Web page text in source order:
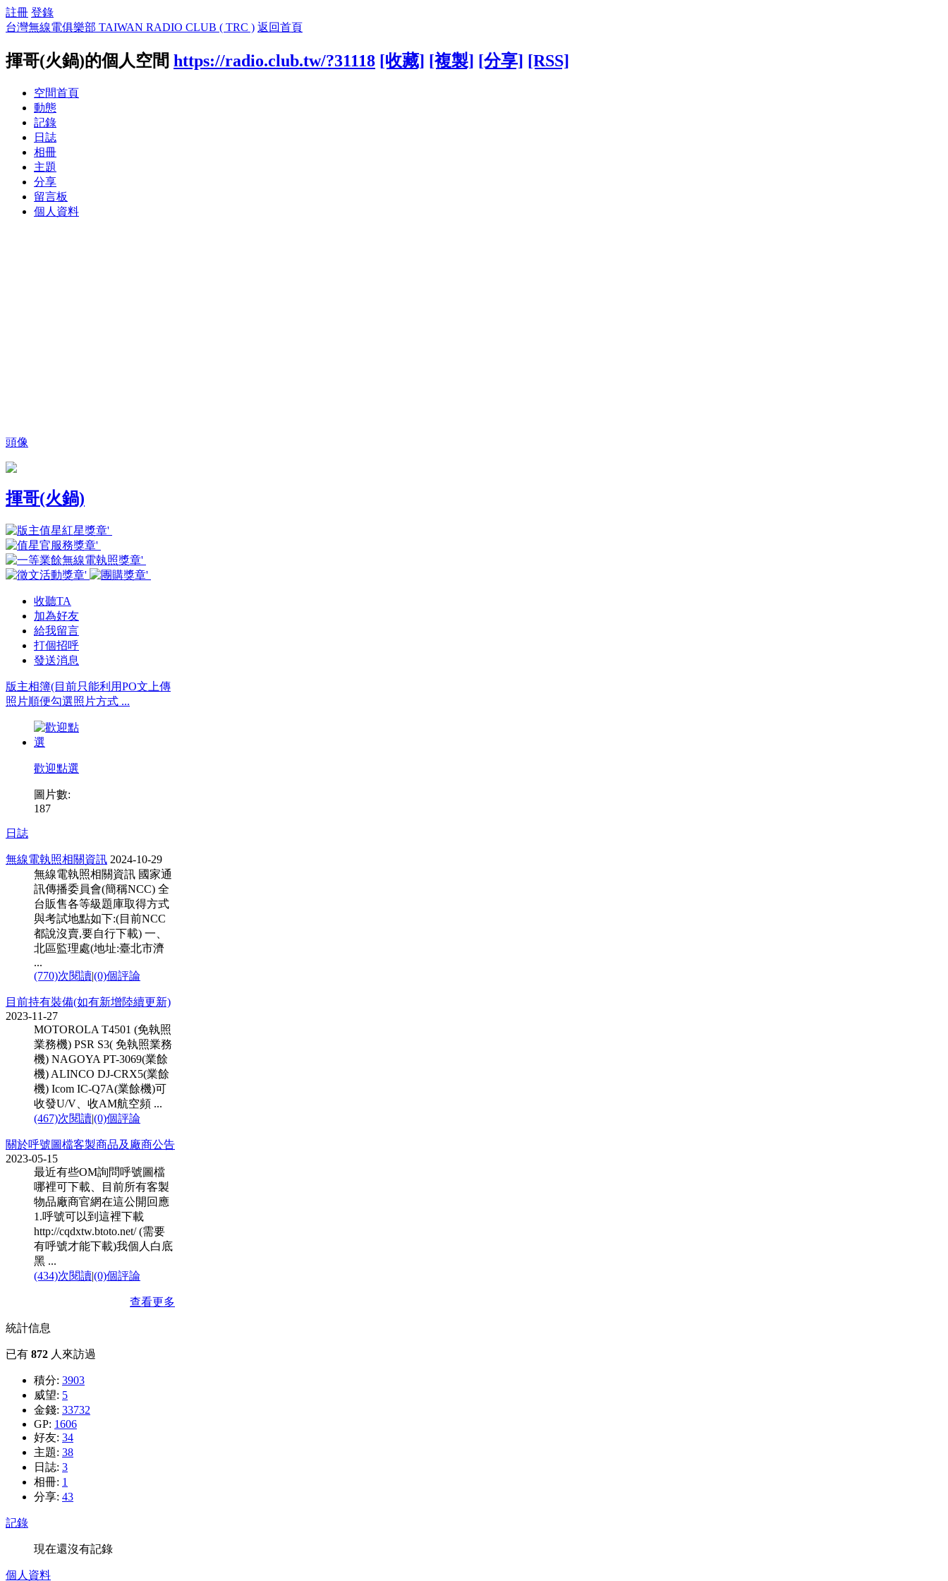
註冊 登錄
台灣無線電俱樂部 TAIWAN RADIO CLUB ( TRC ) 返回首頁
揮哥(火鍋)的個人空間 https://radio.club.tw/?31118 [收藏] [複製] [分享] [RSS]
空間首頁
動態
記錄
日誌
相冊
主題
分享
留言板
個人資料
頭像
揮哥(火鍋)
收聽TA
加為好友
給我留言
打個招呼
發送消息
版主相簿(目前只能利用PO文上傳
照片順便勾選照片方式 ...
歡迎點選
圖片數:
187
日誌
無線電執照相關資訊 2024-10-29
無線電執照相關資訊 國家通
訊傳播委員會(簡稱NCC) 全
台販售各等級題庫取得方式
與考試地點如下:(目前NCC
都說沒賣,要自行下載) 一、
北區監理處(地址:臺北市濟
...
(770)次閱讀|(0)個評論
目前持有裝備(如有新增陸續更新)
2023-11-27
MOTOROLA T4501 (免執照
業務機) PSR S3( 免執照業務
機) NAGOYA PT-3069(業餘
機) ALINCO DJ-CRX5(業餘
機) Icom IC-Q7A(業餘機)可
收發U/V、收AM航空頻 ...
(467)次閱讀|(0)個評論
關於呼號圖檔客製商品及廠商公告
2023-05-15
最近有些OM詢問呼號圖檔
哪裡可下載、目前所有客製
物品廠商官網在這公開回應
1.呼號可以到這裡下載
http://cqdxtw.btoto.net/ (需要
有呼號才能下載)我個人白底
黑 ...
(434)次閱讀|(0)個評論
查看更多
統計信息
已有 872 人來訪過
積分: 3903
威望: 5
金錢: 33732
GP: 1606
好友: 34
主題: 38
日誌: 3
相冊: 1
分享: 43
記錄
現在還沒有記錄
個人資料